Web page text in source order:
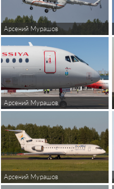
Арсений Мурашов
Арсений Мурашов
Арсений Мурашов